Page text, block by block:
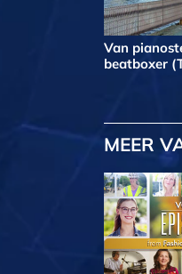
Van
beatboxer
MEER